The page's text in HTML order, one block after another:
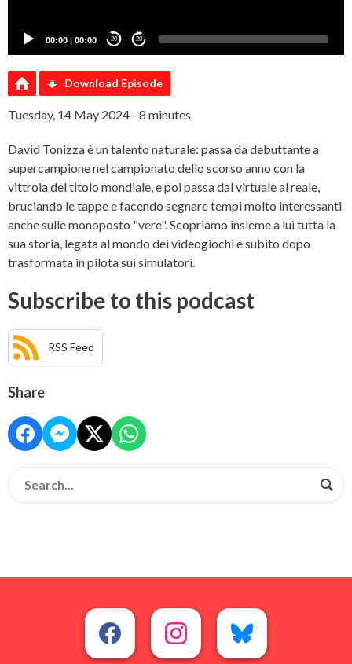
00:00 | 00:00 20 20
Download Episode
Tuesday, 14 May 2024 - 8 minutes
David Tonizza è un talento naturale: passa da debuttante a
supercampione nel campionato dello scorso anno con la
vittroia del titolo mondiale, e poi passa dal virtuale al reale,
bruciando le tappe e facendo segnare tempi molto interessanti
anche sulle monoposto "vere". Scopriamo insieme a lui tutta la
sua storia, legata al mondo dei videogiochi e subito dopo
trasformata in pilota sui simulatori.
Subscribe to this podcast
RSS Feed
Share